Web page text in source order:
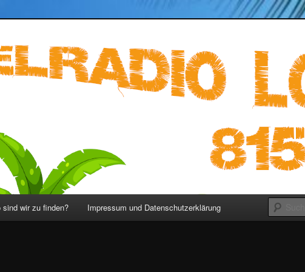
815 – LOST Podcast deutsch
sind wir zu finden? Impressum und Datenschutzerklärung